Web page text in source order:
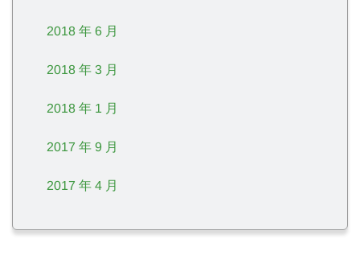
2018 年 6 月
2018 年 3 月
2018 年 1 月
2017 年 9 月
2017 年 4 月